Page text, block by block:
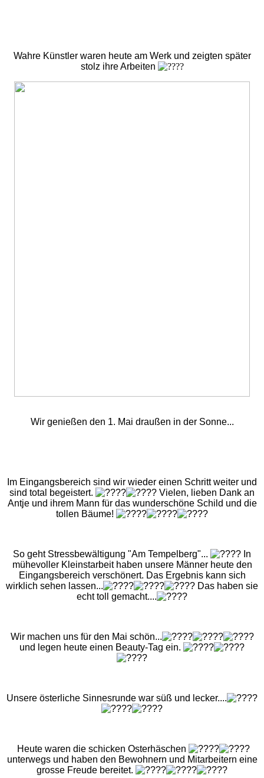
Wahre Künstler waren heute am Werk und zeigten später
stolz ihre Arbeiten
Wir genießen den 1. Mai draußen in der Sonne...
Im Eingangsbereich sind wir wieder einen Schritt weiter und
sind total begeistert.
Vielen, lieben Dank an
Antje und ihrem Mann für das wunderschöne Schild und die
tollen Bäume!
So geht Stressbewältigung "Am Tempelberg"...
In
mühevoller Kleinstarbeit haben unsere Männer heute den
Eingangsbereich verschönert. Das Ergebnis kann sich
wirklich sehen lassen...
Das haben sie
echt toll gemacht....
Wir machen uns für den Mai schön...
und legen heute einen Beauty-Tag ein.
Unsere österliche Sinnesrunde war süß und lecker....
Heute waren die schicken Osterhäschen
unterwegs und haben den Bewohnern und Mitarbeitern eine
grosse Freude bereitet.